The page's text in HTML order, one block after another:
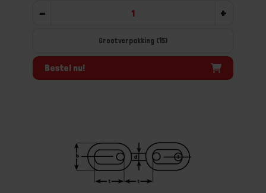
- +
Grootverpakking (15)
Bestel nu!